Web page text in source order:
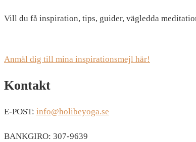
Vill du få inspiration, tips, guider, vägledda
Anmäl dig till mina inspirationsmejl här!
Kontakt
E-POST: info@holibeyoga.se
BANKGIRO: 307-9639